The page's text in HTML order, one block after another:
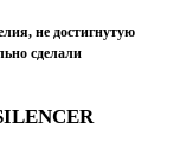
не достигнутую
сделали